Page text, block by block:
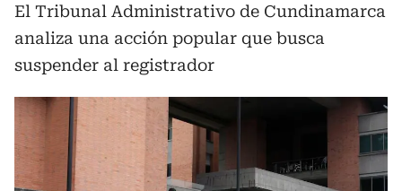
El Tribunal Administrativo de Cundinamarca
analiza una acción popular que busca
suspender al registrador